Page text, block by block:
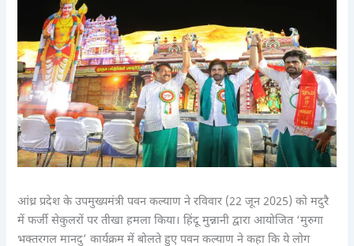
आंध्र प्रदेश के उपमुख्यमंत्री पवन कल्याण ने रविवार (22 जून 2025) को मदुरै
में फर्जी सेकुलरों पर तीखा हमला किया। हिंदू मुन्नानी द्वारा आयोजित ‘मुरुगा
भक्तरगल मानदु’ कार्यक्रम में बोलते हुए पवन कल्याण ने कहा कि ये लोग